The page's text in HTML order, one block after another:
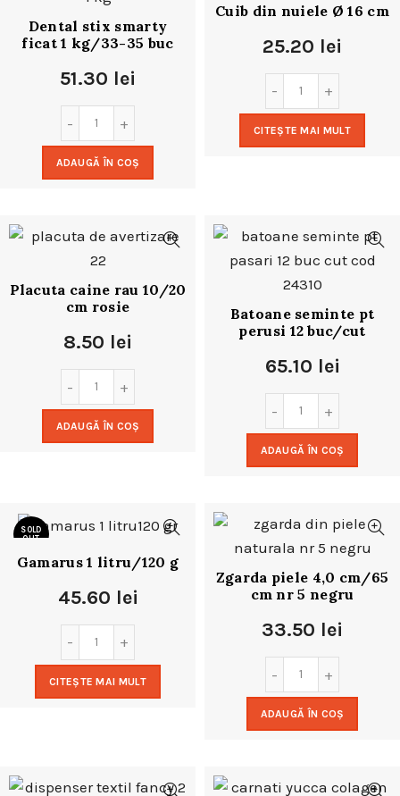
Dental stix smarty
ficat 1 kg/33-35 buc
51.30 lei
ADAUGĂ ÎN COȘ
Cuib din nuiele Ø 16 cm
25.20 lei
CITEȘTE MAI MULT
Placuta caine rau 10/20
cm rosie
8.50 lei
ADAUGĂ ÎN COȘ
Batoane seminte pt
perusi 12 buc/cut
65.10 lei
ADAUGĂ ÎN COȘ
SOLD
OUT
Gamarus 1 litru/120 g
45.60 lei
CITEȘTE MAI MULT
Zgarda piele 4,0 cm/65
cm nr 5 negru
33.50 lei
ADAUGĂ ÎN COȘ